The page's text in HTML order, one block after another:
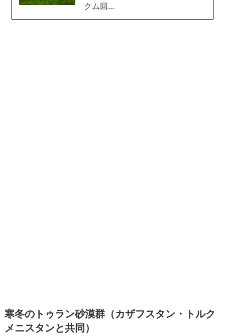
クム回...
寒冬のトゥラン砂漠群（カザフスタン・トルク
メニスタンと共同）